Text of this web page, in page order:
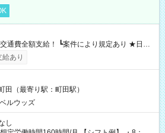
り） ┗働いたその日に現金GET♪ お仕事後はコ
分を引き落とせます！ 【試用期間】試
あり
田（最寄り駅：町田駅）
ルウッズ
し